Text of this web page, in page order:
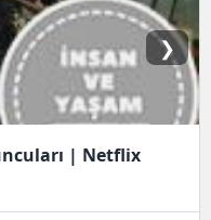
| Netflix
❯